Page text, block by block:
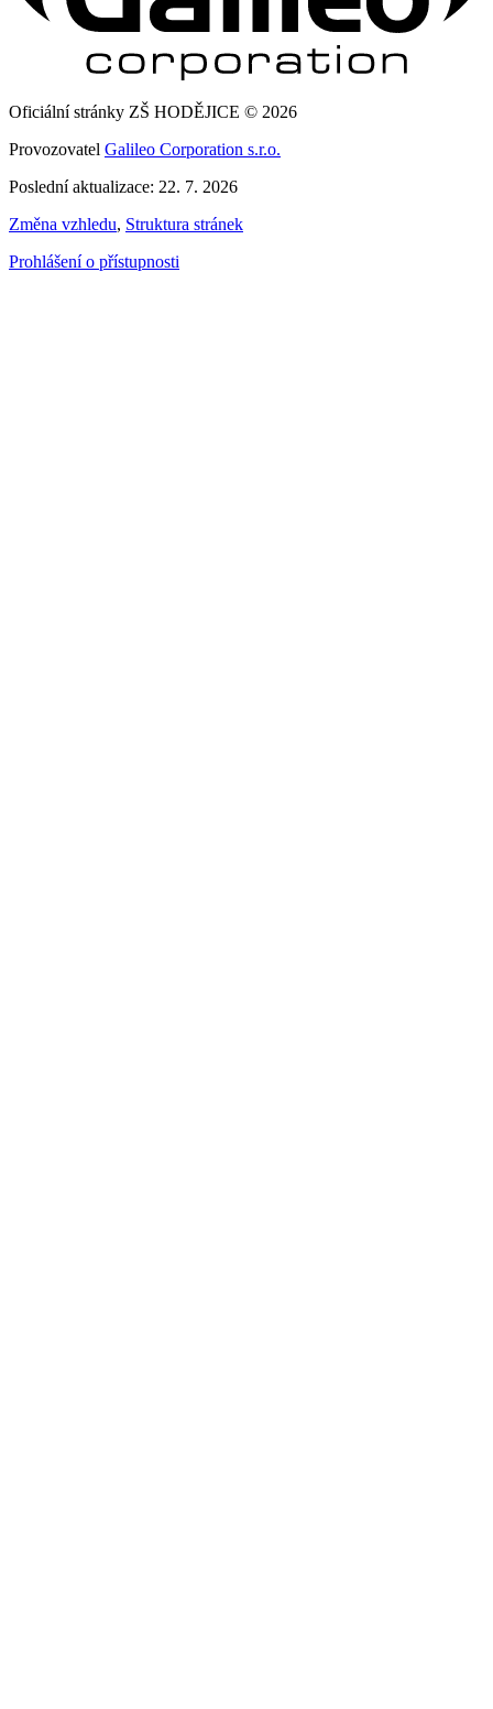
Oficiální stránky ZŠ HODĚJICE © 2026
Provozovatel Galileo Corporation s.r.o.
Poslední aktualizace: 22. 7. 2026
Změna vzhledu, Struktura stránek
Prohlášení o přístupnosti